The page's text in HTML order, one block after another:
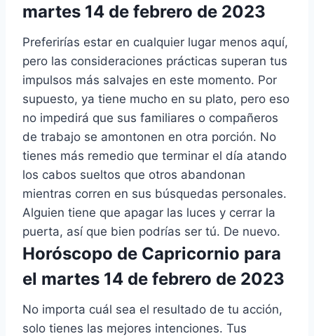
martes 14 de febrero de 2023
Preferirías estar en cualquier lugar menos aquí,
pero las consideraciones prácticas superan tus
impulsos más salvajes en este momento. Por
supuesto, ya tiene mucho en su plato, pero eso
no impedirá que sus familiares o compañeros
de trabajo se amontonen en otra porción. No
tienes más remedio que terminar el día atando
los cabos sueltos que otros abandonan
mientras corren en sus búsquedas personales.
Alguien tiene que apagar las luces y cerrar la
puerta, así que bien podrías ser tú. De nuevo.
Horóscopo de Capricornio para
el martes 14 de febrero de 2023
No importa cuál sea el resultado de tu acción,
solo tienes las mejores intenciones. Tus